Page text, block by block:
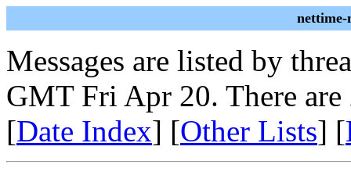
Messages are listed by
GMT Fri Apr 20. There are
[Date Index] [Other Lists] [